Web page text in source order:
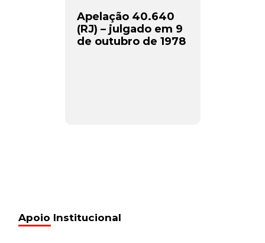
Apelação 40.640
(RJ) – julgado em 9
de outubro de 1978
Apoio Institucional